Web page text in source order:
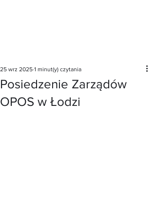
Posiedzenie Zarządów
OPOS w Łodzi
25 wrz 2025 1 minut(y) czytania